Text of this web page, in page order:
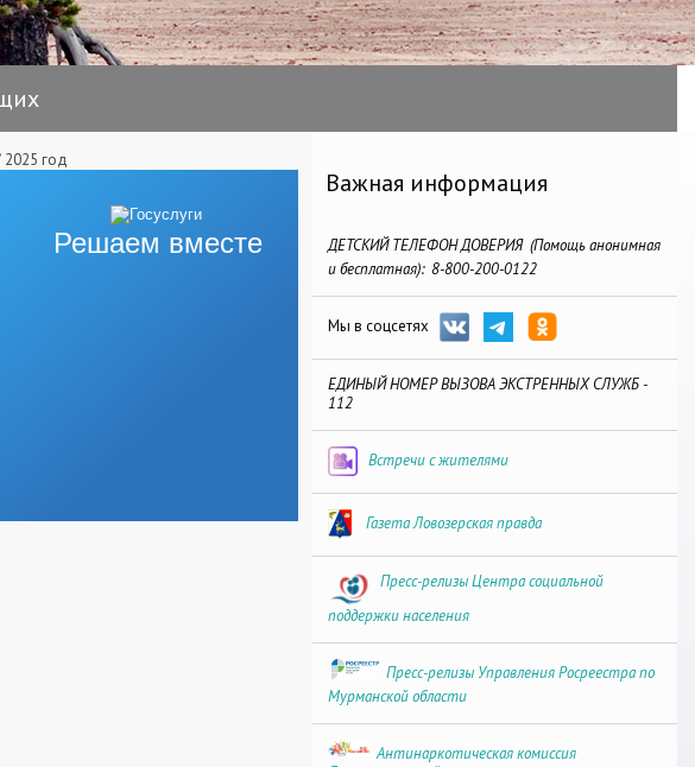
2025 год
Решаем вместе
Важная информация
ДЕТСКИЙ ТЕЛЕФОН ДОВЕРИЯ (Помощь анонимная
и бесплатная): 8-800-200-0122
Мы в соцсетях
ЕДИНЫЙ НОМЕР ВЫЗОВА ЭКСТРЕННЫХ СЛУЖБ -
112
Встречи с жителями
Газета Ловозерская правда
Пресс-релизы Центра социальной
поддержки населения
Пресс-релизы Управления Росреестра по
Мурманской области
Антинаркотическая комиссия